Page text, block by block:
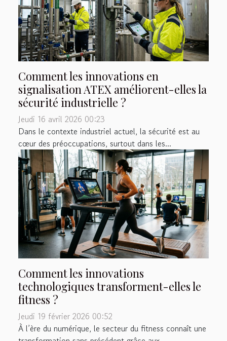
Comment les innovations en
signalisation ATEX améliorent-elles la
sécurité industrielle ?
Jeudi 16 avril 2026 00:23
Dans le contexte industriel actuel, la sécurité est au
cœur des préoccupations, surtout dans les...
Comment les innovations
technologiques transforment-elles le
fitness ?
Jeudi 19 février 2026 00:52
À l’ère du numérique, le secteur du fitness connaît une